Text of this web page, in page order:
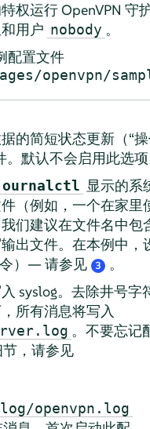
权运行 OpenVPN 守
用户 nobody 。
配置文件
openvpn/
的简短状态更新（“
。默认不会启用此选
显示的系
（例如，一个在家里
们建议在文件名中包
出文件。在本例中，
）— 请参见 3 。
syslog。去除井号字
所有消息将写入
。不要忘记
，请参见
openvpn.log